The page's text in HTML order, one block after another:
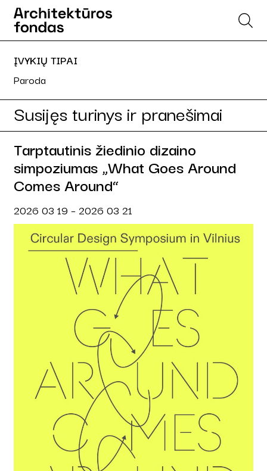
ĮVYKIŲ TIPAI
Paroda
Susijęs turinys ir pranešimai
Tarptautinis žiedinio dizaino
simpoziumas „What Goes Around
Comes Around“
2026 03 19 – 2026 03 21